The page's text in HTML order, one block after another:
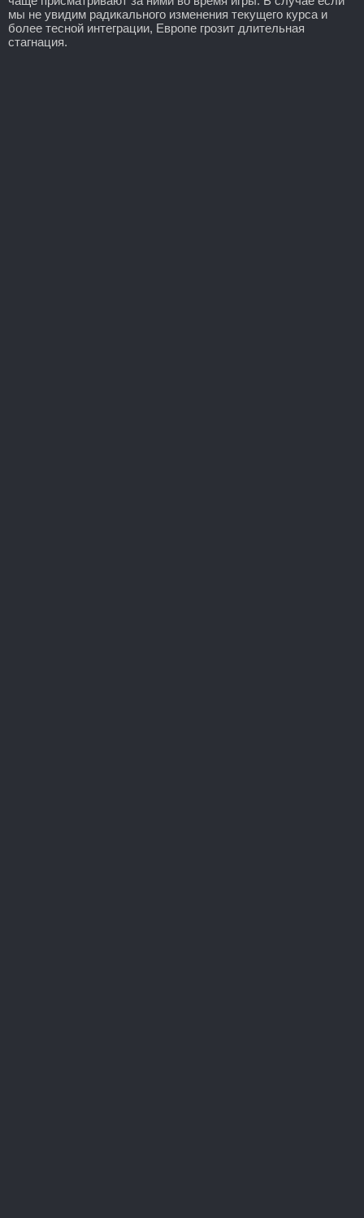
мы не увидим радикального изменения текущего курса и
более тесной интеграции, Европе грозит длительная
стагнация.